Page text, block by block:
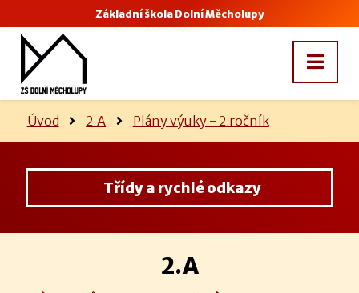
Základní škola Dolní Měcholupy
Úvod 2.A Plány výuky - 2.ročník
Třídy a rychlé odkazy
2.A